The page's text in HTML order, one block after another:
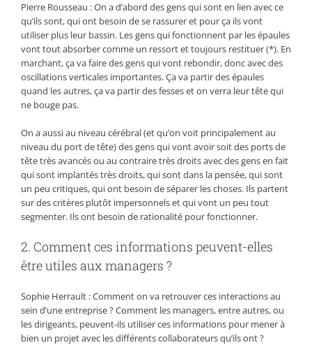
Pierre Rousseau : On a d’abord des gens qui sont en lien avec ce
qu’ils sont, qui ont besoin de se rassurer et pour ça ils vont
utiliser plus leur bassin. Les gens qui fonctionnent par les épaules
vont tout absorber comme un ressort et toujours restituer (*). En
marchant, ça va faire des gens qui vont rebondir, donc avec des
oscillations verticales importantes. Ça va partir des épaules
quand les autres, ça va partir des fesses et on verra leur tête qui
ne bouge pas.
On a aussi au niveau cérébral (et qu’on voit principalement au
niveau du port de tête) des gens qui vont avoir soit des ports de
tête très avancés ou au contraire très droits avec des gens en fait
qui sont implantés très droits, qui sont dans la pensée, qui sont
un peu critiques, qui ont besoin de séparer les choses. Ils partent
sur des critères plutôt impersonnels et qui vont un peu tout
segmenter. Ils ont besoin de rationalité pour fonctionner.
2. Comment ces informations peuvent-elles
être utiles aux managers ?
Sophie Herrault : Comment on va retrouver ces interactions au
sein d’une entreprise ? Comment les managers, entre autres, ou
les dirigeants, peuvent-ils utiliser ces informations pour mener à
bien un projet avec les différents collaborateurs qu’ils ont ?